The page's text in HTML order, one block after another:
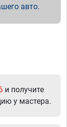
авто.
и получите
у мастера.